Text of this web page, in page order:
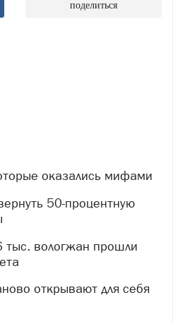
поделиться
оказались мифами